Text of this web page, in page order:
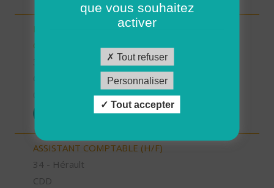
INTERVENANT.E A DOMICILE (CDI) - PLELAN LE
GRAND (H/F)
ASSISTANT COMPTABLE (H/F)
34 - Hérault
CDD
que vous souhaitez
activer
Tout refuser
Personnaliser
Tout accepter